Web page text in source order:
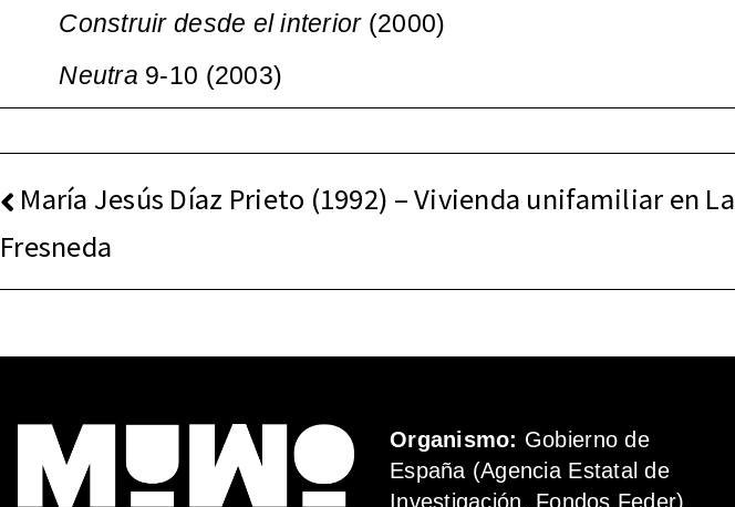
Construir desde el interior(2000)
Neutra 9-10 (2003)
NAVEGACIÓN
DE
ENTRADAS
María Jesús Díaz Prieto (1992) – Vivienda unifamiliar en La
Fresneda
Organismo: Gobierno de
España (Agencia Estatal de
Investigación, Fondos Feder)